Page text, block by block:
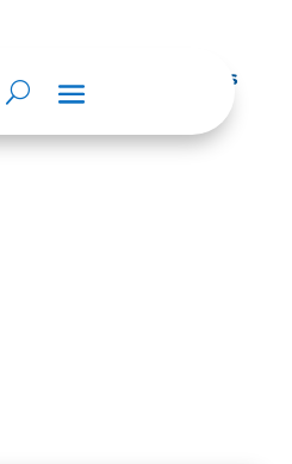
vigentes exigidos
o auditoría